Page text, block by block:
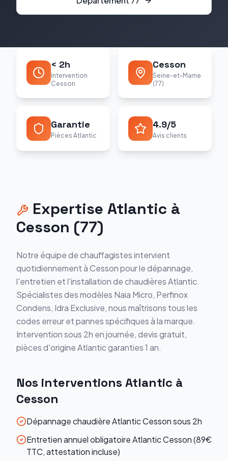
< 2h
Intervention
Cesson
Cesson
Seine-et-Marne
(77)
Garantie
Pièces Atlantic
4.9/5
Avis clients
Expertise Atlantic à
Cesson (77)
Notre équipe de chauffagistes intervient
quotidiennement àCessonpour le dépannage,
l'entretien et l'installation de chaudièresAtlantic.
Spécialistes des modèles Naia Micro, Perfinox
Condens, Idra Exclusive, nous maîtrisons tous les
codes erreur et pannes spécifiques à la marque.
Intervention sous 2h en journée, devis gratuit,
pièces d'origineAtlanticgaranties 1 an.
Nos interventions Atlantic à
Cesson
Dépannage chaudière Atlantic Cesson sous 2h
Entretien annuel obligatoire Atlantic Cesson (89€
TTC, attestation incluse)